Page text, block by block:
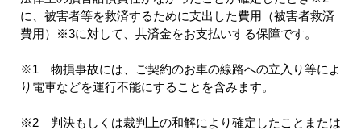
に、被害者等を救済するために支出した費用（被害者救済
費用）※3に対して、共済金をお支払いする保障です。
※1 物損事故には、ご契約のお車の線路への立入り等によ
り電車などを運行不能にすることを含みます。
※2 判決もしくは裁判上の和解により確定したことまたは